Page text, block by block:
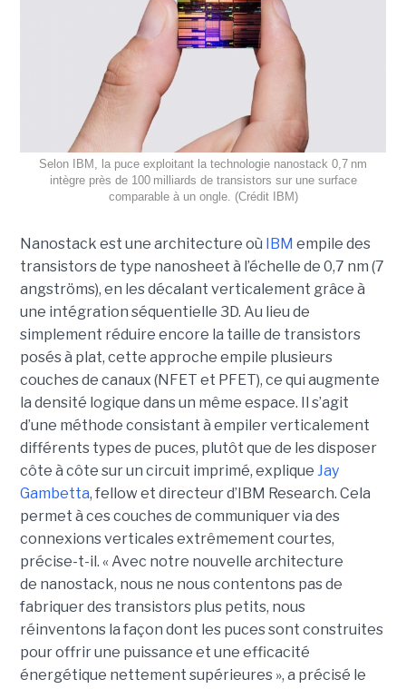
Selon IBM, la puce exploitant la technologie nanostack 0,7 nm
intègre près de 100 milliards de transistors sur une surface
comparable à un ongle. (Crédit IBM)
Nanostack est une architecture où IBM empile des
transistors de type nanosheet à l’échelle de 0,7 nm (7
angströms), en les décalant verticalement grâce à
une intégration séquentielle 3D. Au lieu de
simplement réduire encore la taille de transistors
posés à plat, cette approche empile plusieurs
couches de canaux (NFET et PFET), ce qui augmente
la densité logique dans un même espace. Il s’agit
d’une méthode consistant à empiler verticalement
différents types de puces, plutôt que de les disposer
côte à côte sur un circuit imprimé, explique Jay
Gambetta, fellow et directeur d’IBM Research. Cela
permet à ces couches de communiquer via des
connexions verticales extrêmement courtes,
précise-t-il. « Avec notre nouvelle architecture
de nanostack, nous ne nous contentons pas de
fabriquer des transistors plus petits, nous
réinventons la façon dont les puces sont construites
pour offrir une puissance et une efficacité
énergétique nettement supérieures », a précisé le